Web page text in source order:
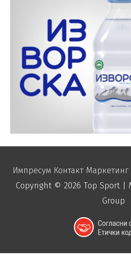
Импресум Контакт Маркетинг
Copyright © 2026 Top Sport|
Group